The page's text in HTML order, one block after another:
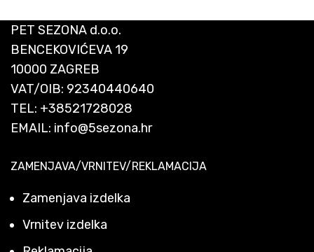
PET SEZONA d.o.o.
BENCEKOVIĆEVA 19
10000 ZAGREB
VAT/OIB: 92340440640
TEL: +38521728028
EMAIL: info@5sezona.hr
ZAMENJAVA/VRNITEV/REKLAMACIJA
Zamenjava izdelka
Vrnitev izdelka